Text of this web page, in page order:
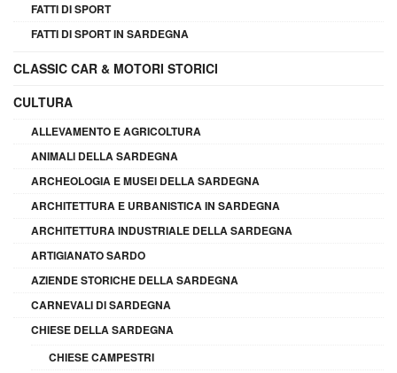
FATTI DI SPORT
FATTI DI SPORT IN SARDEGNA
CLASSIC CAR & MOTORI STORICI
CULTURA
ALLEVAMENTO E AGRICOLTURA
ANIMALI DELLA SARDEGNA
ARCHEOLOGIA E MUSEI DELLA SARDEGNA
ARCHITETTURA E URBANISTICA IN SARDEGNA
ARCHITETTURA INDUSTRIALE DELLA SARDEGNA
ARTIGIANATO SARDO
AZIENDE STORICHE DELLA SARDEGNA
CARNEVALI DI SARDEGNA
CHIESE DELLA SARDEGNA
CHIESE CAMPESTRI